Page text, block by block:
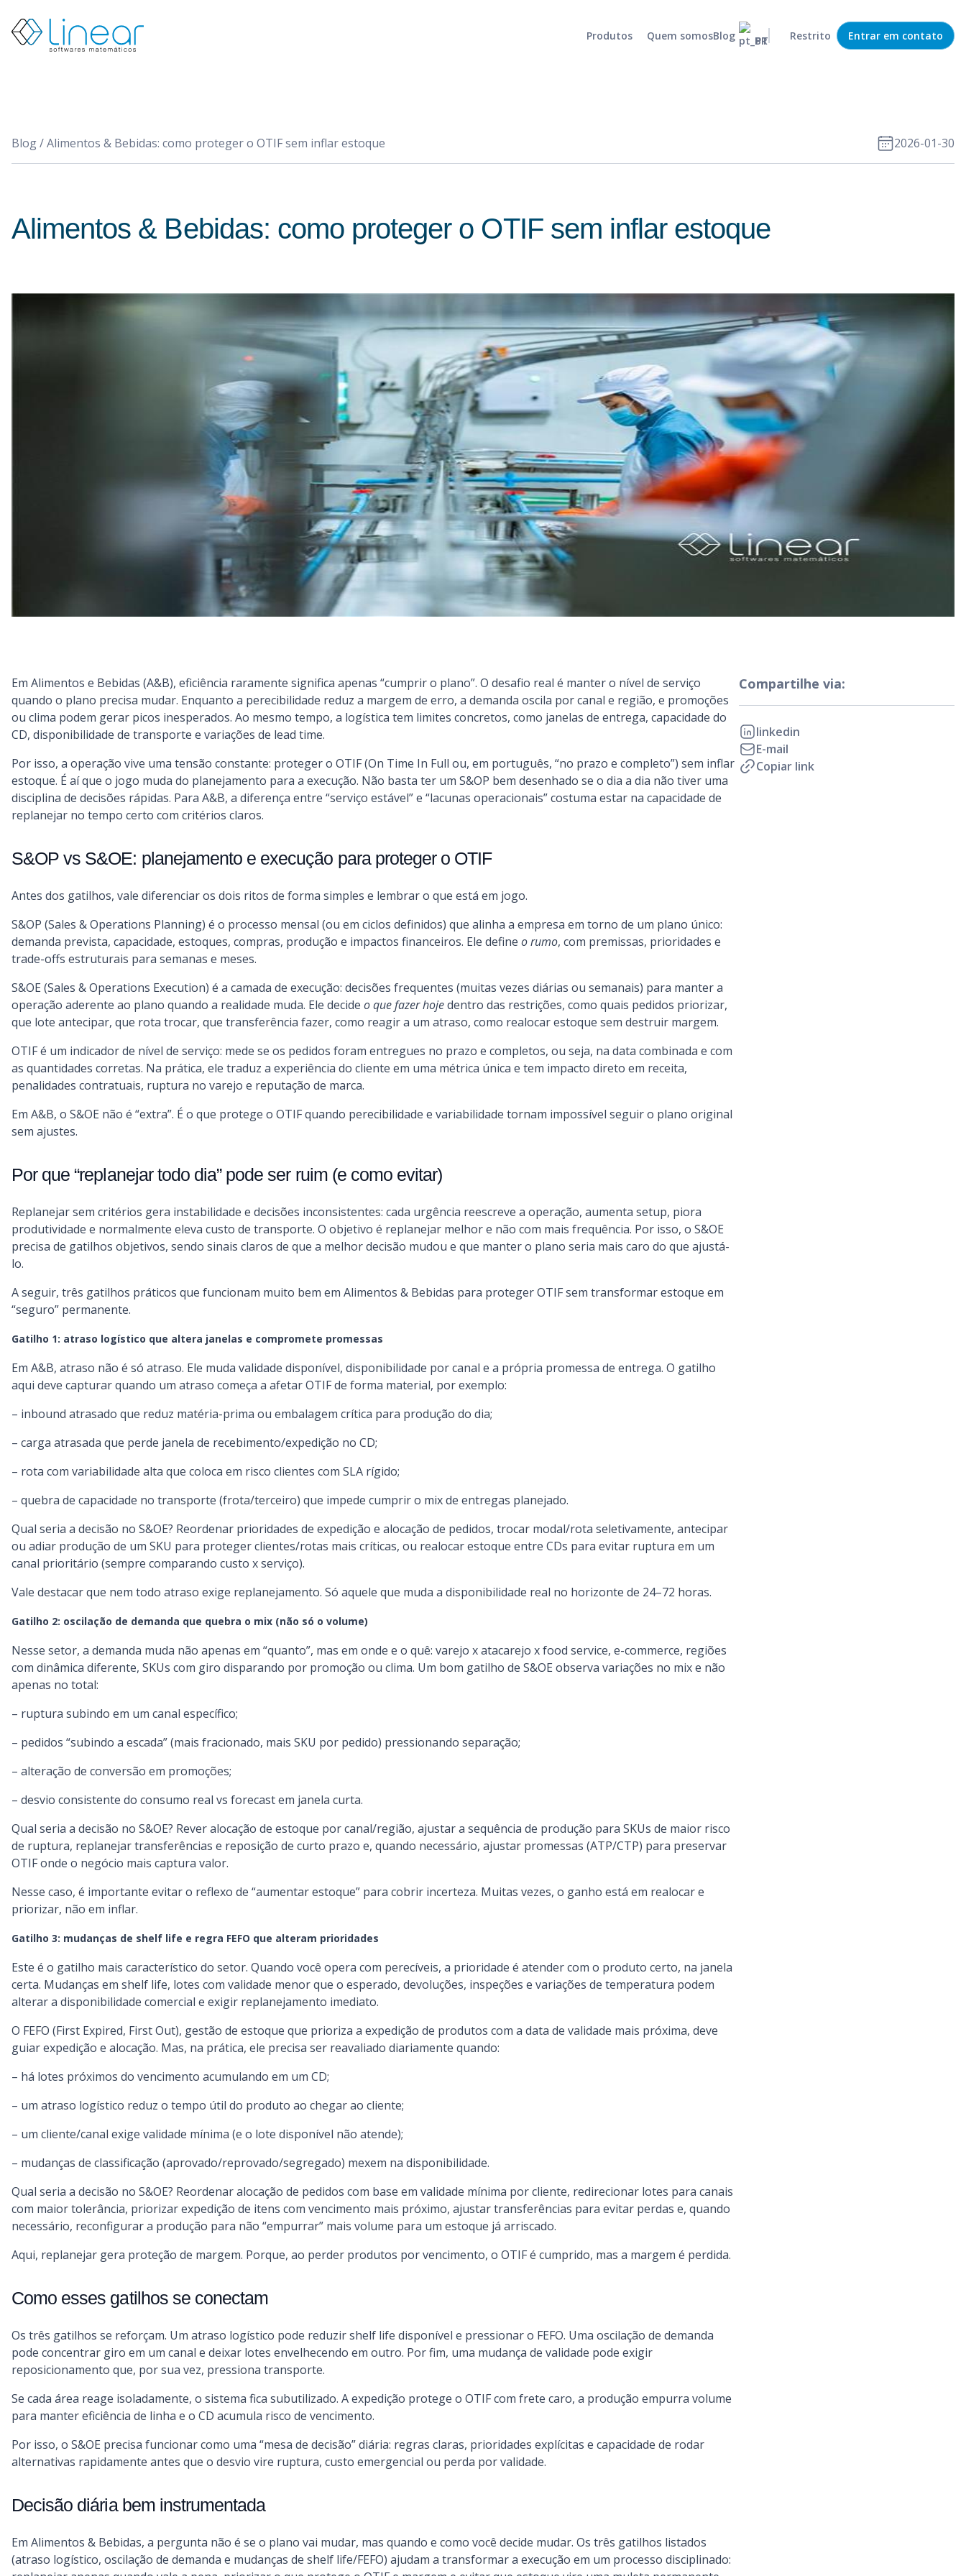
Produtos Quem somosBlog PT Restrito Entrar em contato
Resultados excepcionais para seus produtos Gestão eficiente do estoque do seu negócio
Blog/Alimentos & Bebidas: como proteger o OTIF sem inflar estoque 2026-01-30
Alimentos & Bebidas: como proteger o OTIF sem inflar estoque
Em Alimentos e Bebidas (A&B), eficiência raramente significa apenas “cumprir o plano”. O desafio real é manter o nível de serviço
quando o plano precisa mudar. Enquanto a perecibilidade reduz a margem de erro, a demanda oscila por canal e região, e promoções
ou clima podem gerar picos inesperados. Ao mesmo tempo, a logística tem limites concretos, como janelas de entrega, capacidade do
CD, disponibilidade de transporte e variações de lead time.
Por isso, a operação vive uma tensão constante: proteger o OTIF (On Time In Full ou, em português, “no prazo e completo”) sem inflar
estoque. É aí que o jogo muda do planejamento para a execução. Não basta ter um S&OP bem desenhado se o dia a dia não tiver uma
disciplina de decisões rápidas. Para A&B, a diferença entre “serviço estável” e “lacunas operacionais” costuma estar na capacidade de
replanejar no tempo certo com critérios claros.
S&OP vs S&OE: planejamento e execução para proteger o OTIF
Antes dos gatilhos, vale diferenciar os dois ritos de forma simples e lembrar o que está em jogo.
S&OP (Sales & Operations Planning) é o processo mensal (ou em ciclos definidos) que alinha a empresa em torno de um plano único:
demanda prevista, capacidade, estoques, compras, produção e impactos financeiros. Ele define o rumo, com premissas, prioridades e
trade-offs estruturais para semanas e meses.
S&OE (Sales & Operations Execution) é a camada de execução: decisões frequentes (muitas vezes diárias ou semanais) para manter a
operação aderente ao plano quando a realidade muda. Ele decide o que fazer hojedentro das restrições, como quais pedidos priorizar,
que lote antecipar, que rota trocar, que transferência fazer, como reagir a um atraso, como realocar estoque sem destruir margem.
OTIF é um indicador de nível de serviço: mede se os pedidos foram entregues no prazo e completos, ou seja, na data combinada e com
as quantidades corretas. Na prática, ele traduz a experiência do cliente em uma métrica única e tem impacto direto em receita,
penalidades contratuais, ruptura no varejo e reputação de marca.
Em A&B, o S&OE não é “extra”. É o que protege o OTIF quando perecibilidade e variabilidade tornam impossível seguir o plano original
sem ajustes.
Por que “replanejar todo dia” pode ser ruim (e como evitar)
Replanejar sem critérios gera instabilidade e decisões inconsistentes: cada urgência reescreve a operação, aumenta setup, piora
produtividade e normalmente eleva custo de transporte. O objetivo é replanejar melhor e não com mais frequência. Por isso, o S&OE
precisa de gatilhos objetivos, sendo sinais claros de que a melhor decisão mudou e que manter o plano seria mais caro do que ajustá-
lo.
A seguir, três gatilhos práticos que funcionam muito bem em Alimentos & Bebidas para proteger OTIF sem transformar estoque em
“seguro” permanente.
Gatilho 1: atraso logístico que altera janelas e compromete promessas
Em A&B, atraso não é só atraso. Ele muda validade disponível, disponibilidade por canal e a própria promessa de entrega. O gatilho
aqui deve capturar quando um atraso começa a afetar OTIF de forma material, por exemplo:
– inbound atrasado que reduz matéria-prima ou embalagem crítica para produção do dia;
– carga atrasada que perde janela de recebimento/expedição no CD;
– rota com variabilidade alta que coloca em risco clientes com SLA rígido;
– quebra de capacidade no transporte (frota/terceiro) que impede cumprir o mix de entregas planejado.
Qual seria a decisão no S&OE? Reordenar prioridades de expedição e alocação de pedidos, trocar modal/rota seletivamente, antecipar
ou adiar produção de um SKU para proteger clientes/rotas mais críticas, ou realocar estoque entre CDs para evitar ruptura em um
canal prioritário (sempre comparando custo x serviço).
Vale destacar que nem todo atraso exige replanejamento. Só aquele que muda a disponibilidade real no horizonte de 24–72 horas.
Gatilho 2: oscilação de demanda que quebra o mix (não só o volume)
Nesse setor, a demanda muda não apenas em “quanto”, mas em onde e o quê: varejo x atacarejo x food service, e-commerce, regiões
com dinâmica diferente, SKUs com giro disparando por promoção ou clima. Um bom gatilho de S&OE observa variações no mix e não
apenas no total:
– ruptura subindo em um canal específico;
– pedidos “subindo a escada” (mais fracionado, mais SKU por pedido) pressionando separação;
– alteração de conversão em promoções;
– desvio consistente do consumo real vs forecast em janela curta.
Qual seria a decisão no S&OE? Rever alocação de estoque por canal/região, ajustar a sequência de produção para SKUs de maior risco
de ruptura, replanejar transferências e reposição de curto prazo e, quando necessário, ajustar promessas (ATP/CTP) para preservar
OTIF onde o negócio mais captura valor.
Nesse caso, é importante evitar o reflexo de “aumentar estoque” para cobrir incerteza. Muitas vezes, o ganho está em realocar e
priorizar, não em inflar.
Gatilho 3: mudanças de shelf life e regra FEFO que alteram prioridades
Este é o gatilho mais característico do setor. Quando você opera com perecíveis, a prioridade é atender com o produto certo, na janela
certa. Mudanças em shelf life, lotes com validade menor que o esperado, devoluções, inspeções e variações de temperatura podem
alterar a disponibilidade comercial e exigir replanejamento imediato.
O FEFO (First Expired, First Out), gestão de estoque que prioriza a expedição de produtos com a data de validade mais próxima, deve
guiar expedição e alocação. Mas, na prática, ele precisa ser reavaliado diariamente quando:
– há lotes próximos do vencimento acumulando em um CD;
– um atraso logístico reduz o tempo útil do produto ao chegar ao cliente;
– um cliente/canal exige validade mínima (e o lote disponível não atende);
– mudanças de classificação (aprovado/reprovado/segregado) mexem na disponibilidade.
Qual seria a decisão no S&OE? Reordenar alocação de pedidos com base em validade mínima por cliente, redirecionar lotes para canais
com maior tolerância, priorizar expedição de itens com vencimento mais próximo, ajustar transferências para evitar perdas e, quando
necessário, reconfigurar a produção para não “empurrar” mais volume para um estoque já arriscado.
Aqui, replanejar gera proteção de margem. Porque, ao perder produtos por vencimento, o OTIF é cumprido, mas a margem é perdida.
Como esses gatilhos se conectam
Os três gatilhos se reforçam. Um atraso logístico pode reduzir shelf life disponível e pressionar o FEFO. Uma oscilação de demanda
pode concentrar giro em um canal e deixar lotes envelhecendo em outro. Por fim, uma mudança de validade pode exigir
reposicionamento que, por sua vez, pressiona transporte.
Se cada área reage isoladamente, o sistema fica subutilizado. A expedição protege o OTIF com frete caro, a produção empurra volume
para manter eficiência de linha e o CD acumula risco de vencimento.
Por isso, o S&OE precisa funcionar como uma “mesa de decisão” diária: regras claras, prioridades explícitas e capacidade de rodar
alternativas rapidamente antes que o desvio vire ruptura, custo emergencial ou perda por validade.
Decisão diária bem instrumentada
Em Alimentos & Bebidas, a pergunta não é se o plano vai mudar, mas quando e como você decide mudar. Os três gatilhos listados
(atraso logístico, oscilação de demanda e mudanças de shelf life/FEFO) ajudam a transformar a execução em um processo disciplinado:
Compartilhe via:
linkedin
E-mail
Copiar link